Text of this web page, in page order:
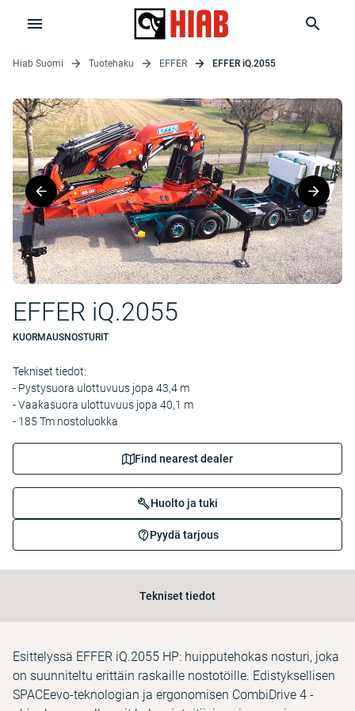
Hiab Suomi Tuotehaku EFFER EFFER iQ.2055
EFFER iQ.2055
KUORMAUSNOSTURIT
Tekniset tiedot:
- Pystysuora ulottuvuus jopa 43,4 m
- Vaakasuora ulottuvuus jopa 40,1 m
- 185 Tm nostoluokka
Find nearest dealer
Huolto ja tuki
Pyydä tarjous
Tekniset tiedot
Esittelyssä EFFER iQ.2055 HP: huipputehokas nosturi, joka
on suunniteltu erittäin raskaille nostotöille. Edistyksellisen
SPACEevo-teknologian ja ergonomisen CombiDrive 4 -